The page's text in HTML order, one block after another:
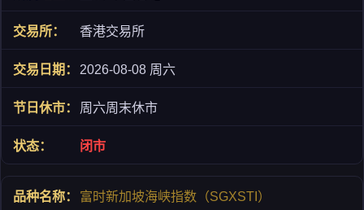
香港交易所
2026-08-08 周六
周六周末休市
闭市
富时新加坡海峡指数（SGXSTI）